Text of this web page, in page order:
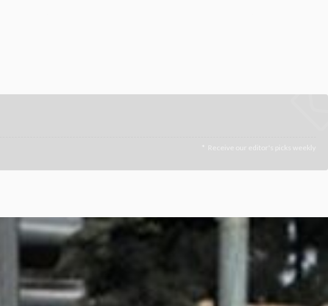
Receive our editor's picks weekly